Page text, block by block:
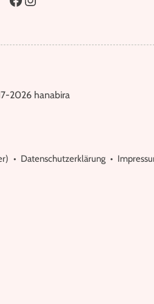
2026 hanabira
Datenschutzerklärung